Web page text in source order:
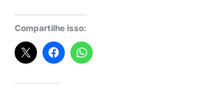
Compartilhe isso: